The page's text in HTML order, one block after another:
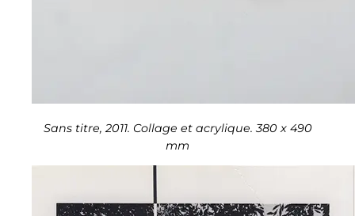
Sans titre, 2011. Collage et acrylique. 380 x 490
mm